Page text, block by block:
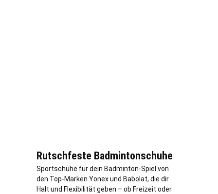
Rutschfeste Badmintonschuhe
Sportschuhe für dein Badminton-Spiel von
den Top-Marken Yonex und Babolat, die dir
Halt und Flexibilität geben – ob Freizeit oder